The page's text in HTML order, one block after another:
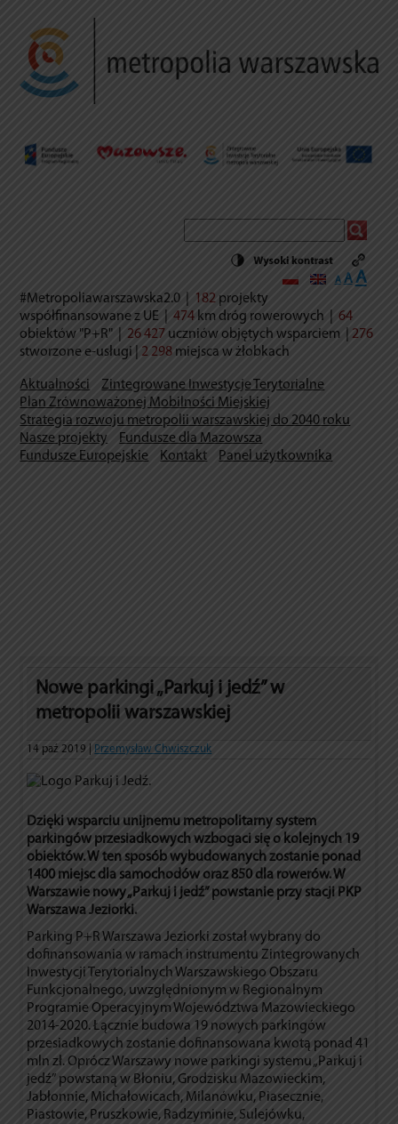
A
Decrease
font
A Reset
size.
A
size.
#Metropoliawarszawska2.0 182 projekty
współfinansowane z UE |474 km dróg rowerowych |64
obiektów "P+R" |26 427 uczniów objętych wsparciem |276
stworzone e-usługi | 2 298 miejsca w żłobkach
Aktualności
Zintegrowane Inwestycje Terytorialne
Plan Zrównoważonej Mobilności Miejskiej
Strategia rozwoju metropolii warszawskiej do 2040 roku
Nasze projekty
Fundusze dla Mazowsza
Fundusze Europejskie
Kontakt Panel użytkownika
Nowe parkingi „Parkuj i jedź” w
metropolii warszawskiej
14 paź 2019 | Przemysław Chwiszczuk
Dzięki wsparciu unijnemu metropolitarny system
parkingów przesiadkowych wzbogaci się o kolejnych 19
obiektów. W ten sposób wybudowanych zostanie ponad
1400 miejsc dla samochodów oraz 850 dla rowerów. W
Warszawie nowy „Parkuj i jedź” powstanie przy stacji PKP
Warszawa Jeziorki.
Parking P+R Warszawa Jeziorki został wybrany do
dofinansowania w ramach instrumentu Zintegrowanych
Inwestycji Terytorialnych Warszawskiego Obszaru
Funkcjonalnego, uwzględnionym w Regionalnym
Programie Operacyjnym Województwa Mazowieckiego
2014-2020. Łącznie budowa 19 nowych parkingów
przesiadkowych zostanie dofinansowana kwotą ponad 41
mln zł. Oprócz Warszawy nowe parkingi systemu „Parkuj i
jedź” powstaną w Błoniu, Grodzisku Mazowieckim,
Jabłonnie, Michałowicach, Milanówku, Piasecznie,
Piastowie, Pruszkowie, Radzyminie, Sulejówku,